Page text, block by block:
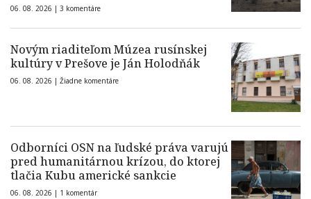
06. 08. 2026 | 3 komentáre
Novým riaditeľom Múzea rusínskej
kultúry v Prešove je Ján Holodňák
06. 08. 2026 | Žiadne komentáre
Odborníci OSN na ľudské práva varujú
pred humanitárnou krízou, do ktorej
tlačia Kubu americké sankcie
06. 08. 2026 | 1 komentár